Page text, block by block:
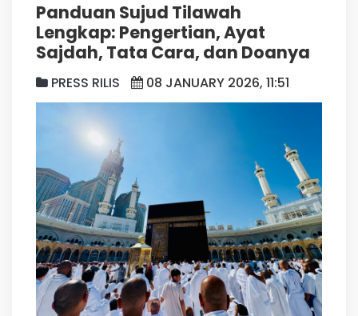
Panduan Sujud Tilawah
Lengkap: Pengertian, Ayat
Sajdah, Tata Cara, dan Doanya
PRESS RILIS 08 JANUARY 2026, 11:51